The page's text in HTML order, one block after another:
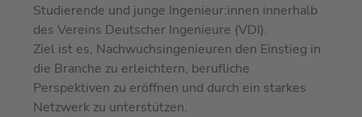
Studierende und junge Ingenieur:innen innerhalb
des Vereins Deutscher Ingenieure (VDI).
Ziel ist es, Nachwuchsingenieuren den Einstieg in
die Branche zu erleichtern, berufliche
Perspektiven zu eröffnen und durch ein starkes
Netzwerk zu unterstützen.